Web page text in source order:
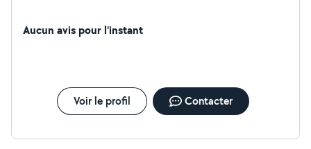
Aucun avis pour l'instant
Voir le profil Contacter